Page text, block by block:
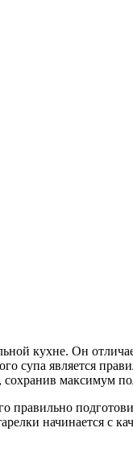
кухне. Он
супа является
максимум
начинается с